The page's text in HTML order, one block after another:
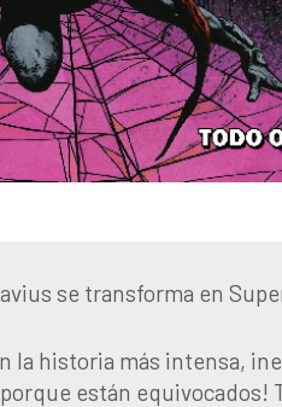
se transforma en
la historia más intensa,
están equivocados!